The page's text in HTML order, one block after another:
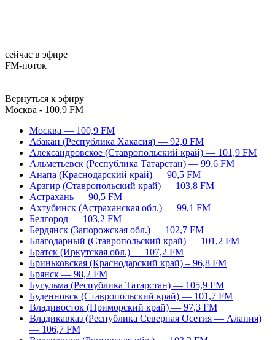
сейчас в эфире
FM-поток
Вернуться к эфиру
Москва - 100,9 FM
Москва — 100,9 FM
Абакан (Республика Хакасия) — 92,0 FM
Александровское (Ставропольский край) — 101,9 FM
Альметьевск (Республика Татарстан) — 99,6 FM
Анапа (Краснодарский край) — 90,5 FM
Арзгир (Ставропольский край) — 103,8 FM
Астрахань — 90,5 FM
Ахтубинск (Астраханская обл.) — 99,1 FM
Белгород — 103,2 FM
Бердянск (Запорожская обл.) — 102,7 FM
Благодарный (Ставропольский край) — 101,2 FM
Братск (Иркутская обл.) — 107,2 FM
Бриньковская (Краснодарский край) – 96,8 FM
Брянск — 98,2 FM
Бугульма (Республика Татарстан) — 105,9 FM
Буденновск (Ставропольский край) — 101,7 FM
Владивосток (Приморский край) — 97,3 FM
Владикавказ (Республика Северная Осетия — Алания)
— 106,7 FM